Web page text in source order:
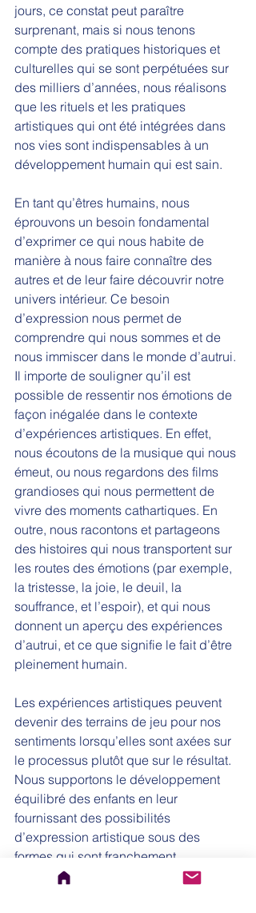
jours, ce constat peut paraître
surprenant, mais si nous tenons
compte des pratiques historiques et
culturelles qui se sont perpétuées sur
des milliers d’années, nous réalisons
que les rituels et les pratiques
artistiques qui ont été intégrées dans
nos vies sont indispensables à un
développement humain qui est sain.
En tant qu’êtres humains, nous
éprouvons un besoin fondamental
d’exprimer ce qui nous habite de
manière à nous faire connaître des
autres et de leur faire découvrir notre
univers intérieur. Ce besoin
d’expression nous permet de
comprendre qui nous sommes et de
nous immiscer dans le monde d’autrui.
Il importe de souligner qu’il est
possible de ressentir nos émotions de
façon inégalée dans le contexte
d’expériences artistiques. En effet,
nous écoutons de la musique qui nous
émeut, ou nous regardons des films
grandioses qui nous permettent de
vivre des moments cathartiques. En
outre, nous racontons et partageons
des histoires qui nous transportent sur
les routes des émotions (par exemple,
la tristesse, la joie, le deuil, la
souffrance, et l’espoir), et qui nous
donnent un aperçu des expériences
d’autrui, et ce que signifie le fait d’être
pleinement humain.
Les expériences artistiques peuvent
devenir des terrains de jeu pour nos
sentiments lorsqu’elles sont axées sur
le processus plutôt que sur le résultat.
Nous supportons le développement
équilibré des enfants en leur
fournissant des possibilités
d’expression artistique sous des
formes qui sont franchement
amusantes et qui sont soutenues par la